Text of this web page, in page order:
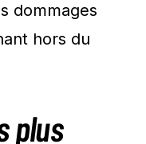
dommages
hors du
plus